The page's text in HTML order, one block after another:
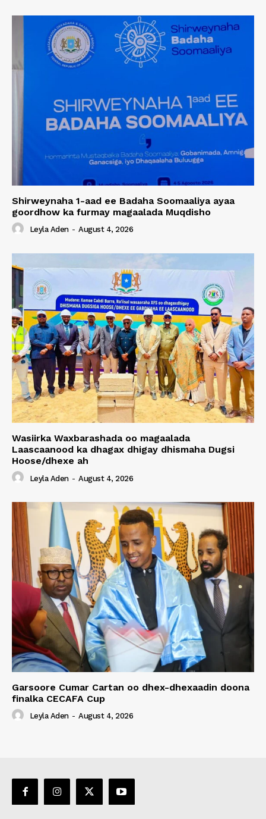
Shirweynaha 1-aad ee Badaha Soomaaliya ayaa
goordhow ka furmay magaalada Muqdisho
Leyla Aden - August 4, 2026
Wasiirka Waxbarashada oo magaalada
Laascaanood ka dhagax dhigay dhismaha Dugsi
Hoose/dhexe ah
Leyla Aden - August 4, 2026
Garsoore Cumar Cartan oo dhex-dhexaadin doona
finalka CECAFA Cup
Leyla Aden - August 4, 2026